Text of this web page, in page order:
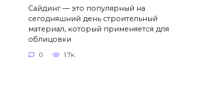
Сайдинг — это популярный на
сегодняшний день строительный
материал, который применяется для
облицовки
0 1.7к.